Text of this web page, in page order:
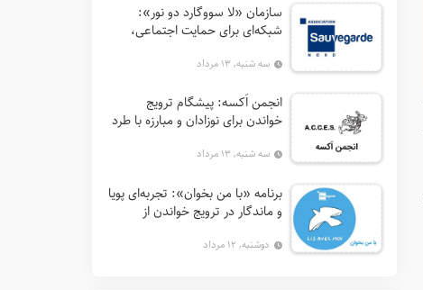
سازمان «لا سووگارد دو نور»:
شبکه‌ای برای حمایت اجتماعی،
اِن. اِس. اُ. آ سابق)
سه شنبه, ۱۳ مرداد
انجمن اَکسه: پیشگام ترویج
خواندن برای نوزادان و مبارزه با طرد
سه شنبه, ۱۳ مرداد
برنامه «با من بخوان»: تجربه‌ای پویا
و ماندگار در ترویج خواندن از
دوشنبه, ۱۲ مرداد